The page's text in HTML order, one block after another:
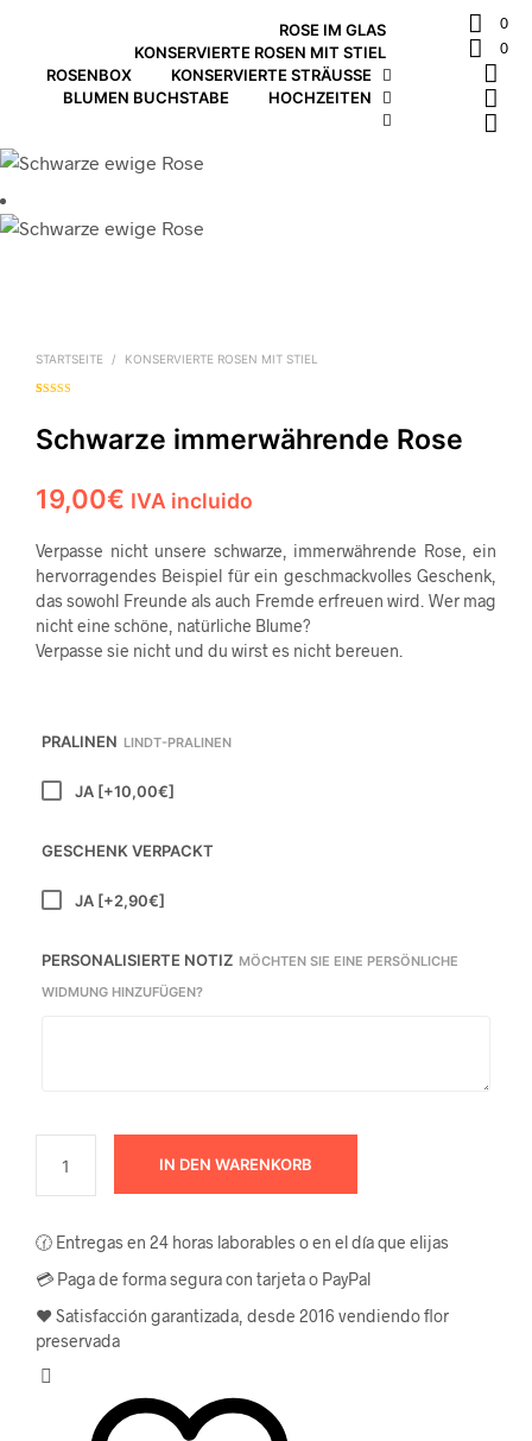
ROSE IM GLAS
KONSERVIERTE ROSEN MIT STIEL
ROSENBOX
KONSERVIERTE STRÄUSSE
BLUMEN BUCHSTABE
HOCHZEITEN
0
0
STARTSEITE / KONSERVIERTE ROSEN MIT STIEL
basierend auf
Kundenbewer
tungen
Schwarze immerwährende Rose
19,00€ IVA incluido
Verpasse nicht unsere schwarze, immerwährende Rose, ein
hervorragendes Beispiel für ein geschmackvolles Geschenk,
das sowohl Freunde als auch Fremde erfreuen wird. Wer mag
nicht eine schöne, natürliche Blume?
Verpasse sie nicht und du wirst es nicht bereuen.
PRALINEN LINDT-PRALINEN
JA [+10,00€]
GESCHENK VERPACKT
JA [+2,90€]
PERSONALISIERTE NOTIZ MÖCHTEN SIE EINE PERSÖNLICHE
WIDMUNG HINZUFÜGEN?
IN DEN WARENKORB
🕜 Entregas en 24 horas laborables o en el día que elijas
💳 Paga de forma segura con tarjeta o PayPal
❤️ Satisfacción garantizada, desde 2016 vendiendo flor
preservada